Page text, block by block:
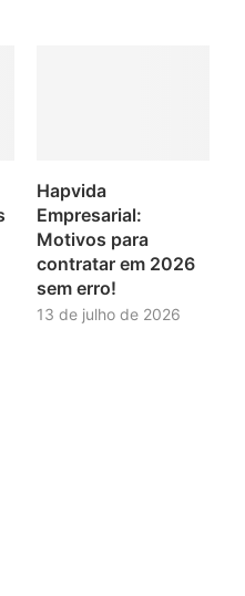
Hapvida
Empresarial:
Motivos para
contratar em 2026
sem erro!
13 de julho de 2026